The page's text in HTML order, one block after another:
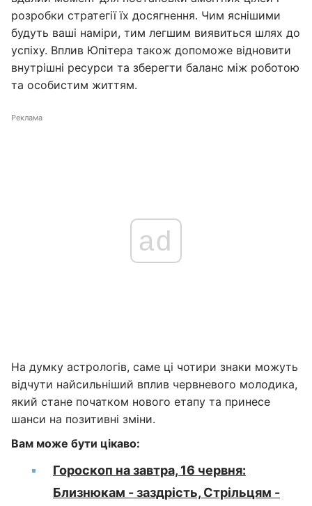
розробки стратегії їх досягнення. Чим яснішими
будуть ваші наміри, тим легшим виявиться шлях до
успіху. Вплив Юпітера також допоможе відновити
внутрішні ресурси та зберегти баланс між роботою
та особистим життям.
Реклама
ad
На думку астрологів, саме ці чотири знаки можуть
відчути найсильніший вплив червневого молодика,
який стане початком нового етапу та принесе
шанси на позитивні зміни.
Вам може бути цікаво:
Гороскоп на завтра, 16 червня:
Близнюкам - заздрість, Стрільцям -